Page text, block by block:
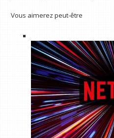
Vous aimerez peut-être